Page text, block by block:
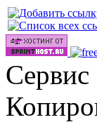
go/out.php(46)|